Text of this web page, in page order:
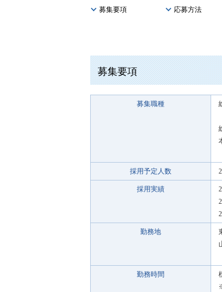
募集要項 応募方法
募集要項
募集職種
採用予定人数
採用実績
勤務地
勤務時間